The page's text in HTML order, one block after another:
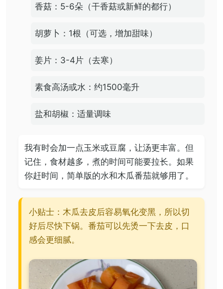
香菇：5-6朵（干香菇或新鲜的都行）
胡萝卜：1根（可选，增加甜味）
姜片：3-4片（去寒）
素食高汤或水：约1500毫升
盐和胡椒：适量调味
我有时会加一点玉米或豆腐，让汤更丰富。但
记住，食材越多，煮的时间可能要拉长。如果
你赶时间，简单版的水和木瓜番茄就够用了。
小贴士：木瓜去皮后容易氧化变黑，所以切
好后尽快下锅。番茄可以先烫一下去皮，口
感会更细腻。